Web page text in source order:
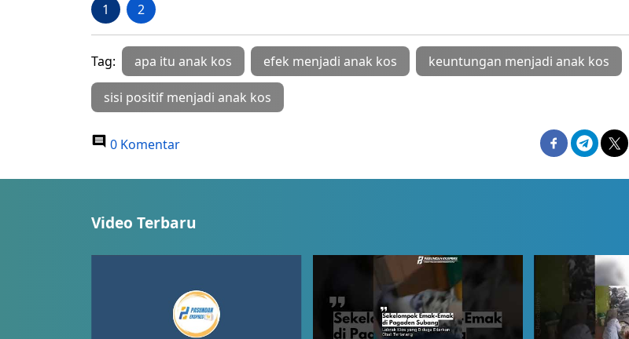
1 2
Tag: apa itu anak kos efek menjadi anak kos keuntungan menjadi anak kos
sisi positif menjadi anak kos
0 Komentar
Video Terbaru